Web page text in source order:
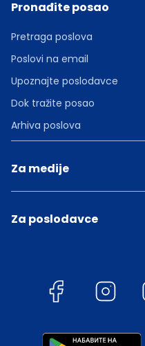
Pronađite posao
Pretraga poslova
Poslovi na email
Upoznajte poslodavce
Dok tražite posao
Arhiva poslova
Za medije
Za poslodavce